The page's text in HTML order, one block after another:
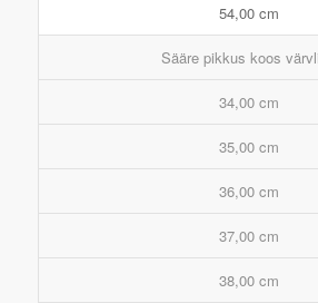
54,00 cm
Sääre pikkus koos
34,00 cm
35,00 cm
36,00 cm
37,00 cm
38,00 cm